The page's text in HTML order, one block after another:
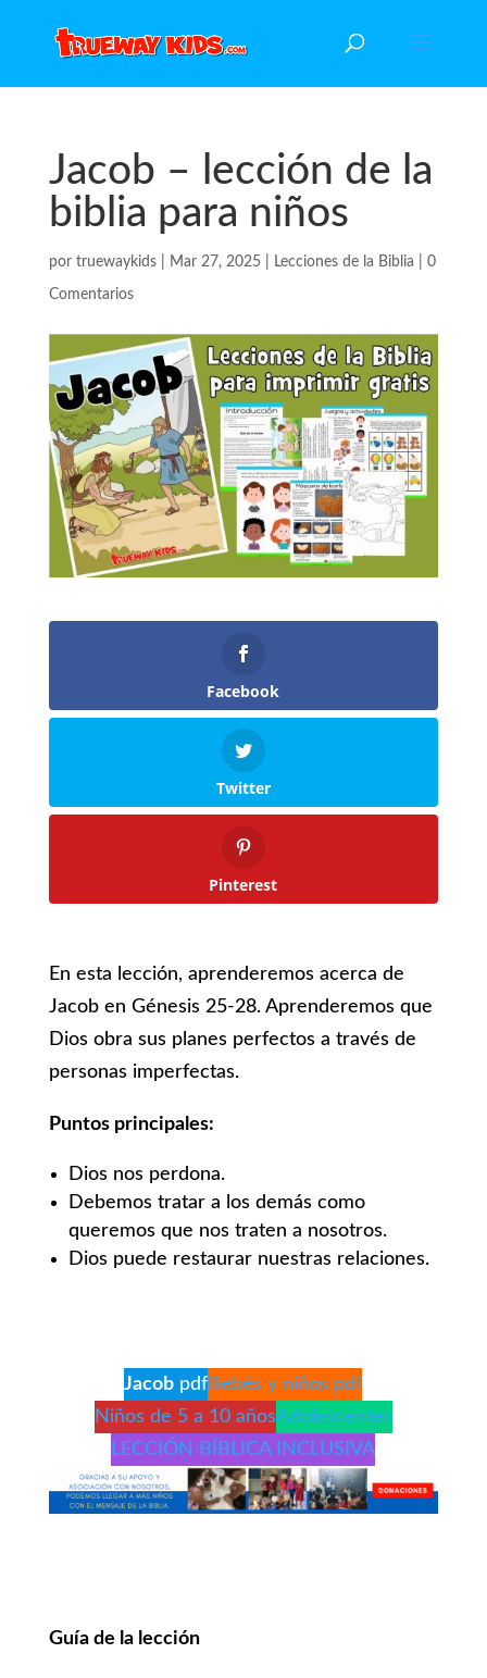
Jacob – lección de la
biblia para niños
por truewaykids| Mar 27, 2025| Lecciones de la Biblia 0
Comentarios
Facebook
Twitter
Pinterest
En esta lección, aprenderemos acerca de
Jacob en Génesis 25-28. Aprenderemos que
Dios obra sus planes perfectos a través de
personas imperfectas.
Puntos principales:
Dios nos perdona.
Debemos tratar a los demás como
queremos que nos traten a nosotros.
Dios puede restaurar nuestras relaciones.
Jacob pdfBebés y niños pdf
Niños de 5 a 10 añosAdolescentes
LECCIÓN BÍBLICA INCLUSIVA
Guía de la lección